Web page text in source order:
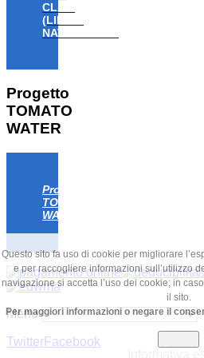
CLAW
(LIFE18
NAT/IT/000806)
Progetto
TOMATO
WATER
Progetto
TOMATO
WATER
Menu
TwitterFacebook
Questo sito fa uso di cookie per migliorare
e per raccogliere informazioni sull’utilizzo
navigazione si accetta l’uso dei cookie; in
il sito.
Per maggiori informazioni o negare il